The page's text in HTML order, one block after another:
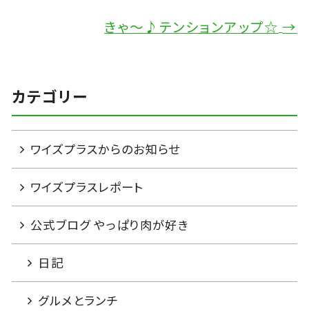
きゃ～♪テンションアップ☆ →
カテゴリー
ワイズプラスからのお知らせ
ワイズプラスレポート
公式ブログ やっぱり肉が好き
日記
グルメとランチ